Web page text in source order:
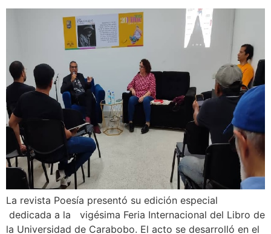
La revista Poesía presentó su edición especial
dedicada a la vigésima Feria Internacional del Libro de
la Universidad de Carabobo. El acto se desarrolló en el